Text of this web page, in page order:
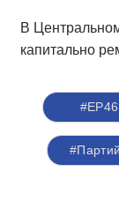
В
капитально
#ЕР46